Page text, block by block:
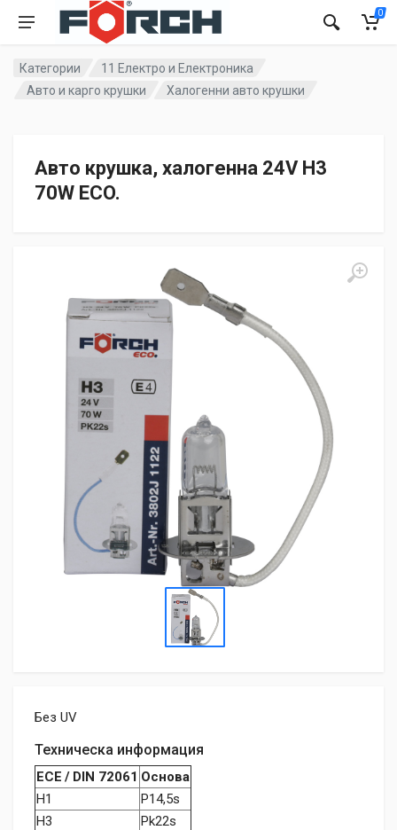
0
Категории
11 Електро и Електроника
Авто и карго крушки
Халогенни авто крушки
Авто крушка, халогенна 24V H3
70W ECO.
Без UV
Техническа информация
ECE / DIN 72061 Основа
H1
P14,5s
H3
Pk22s